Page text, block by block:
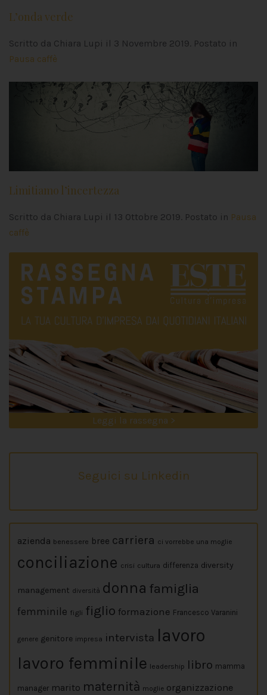
L’onda verde
Scritto da Chiara Lupi il 3 Novembre 2019. Postato in
Pausa caffè
Limitiamo l’incertezza
Scritto da Chiara Lupi il 13 Ottobre 2019. Postato in Pausa
caffè
Leggi la rassegna >
Seguici su Linkedin
azienda benessere bree carriera ci vorrebbe una moglie
conciliazione crisi cultura differenza diversity
management diversità donna famiglia
femminile figli figlio formazione Francesco Varanini
genere genitore impresa intervista lavoro
lavoro femminile leadership libro mamma
manager marito maternità moglie organizzazione